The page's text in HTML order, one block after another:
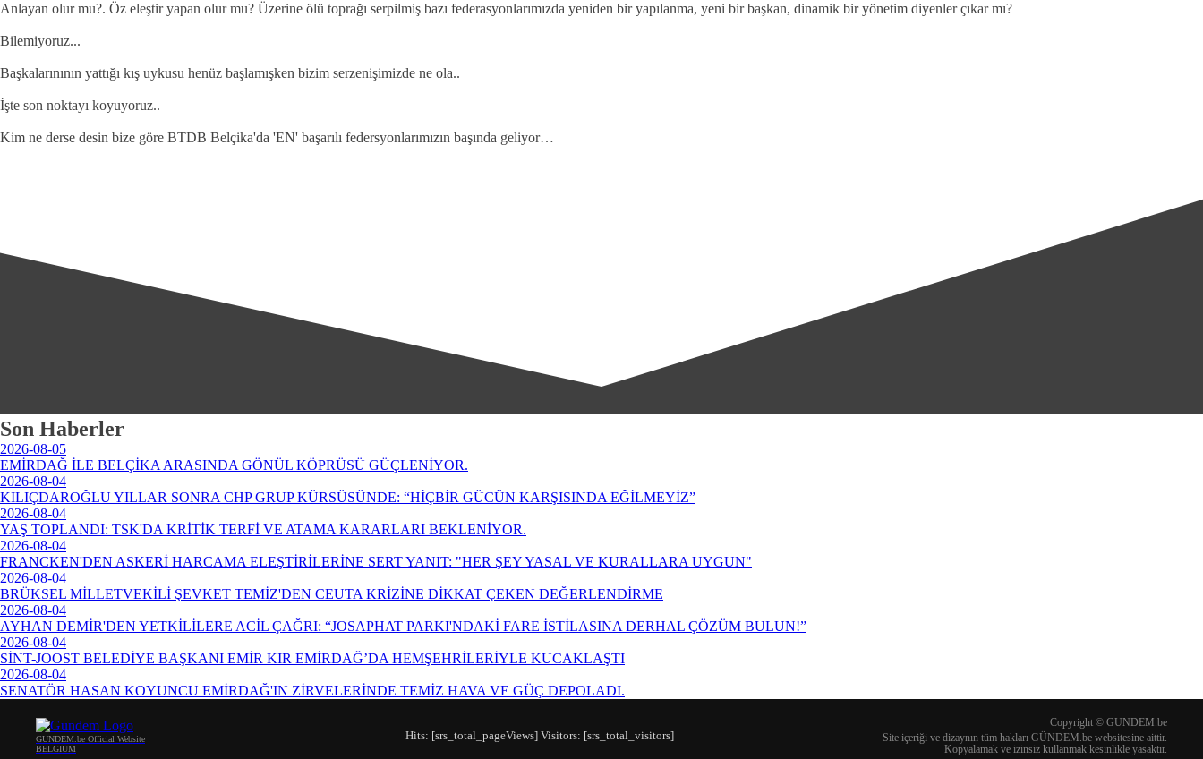
Anlayan olur mu?. Öz eleştir yapan olur mu? Üzerine ölü toprağı serpilmiş bazı federasyonlarımızda yeniden bir yapılanma, yeni bir başkan, dinamik bir yönetim diyenler çıkar mı?
Bilemiyoruz...
Başkalarınının yattığı kış uykusu henüz başlamışken bizim serzenişimizde ne ola..
İşte son noktayı koyuyoruz..
Kim ne derse desin bize göre BTDB Belçika'da 'EN' başarılı federsyonlarımızın başında geliyor…
Son Haberler
2026-08-05
EMİRDAĞ İLE BELÇİKA ARASINDA GÖNÜL KÖPRÜSÜ GÜÇLENİYOR.
2026-08-04
KILIÇDAROĞLU YILLAR SONRA CHP GRUP KÜRSÜSÜNDE: “HİÇBİR GÜCÜN KARŞISINDA EĞİLMEYİZ”
2026-08-04
YAŞ TOPLANDI: TSK'DA KRİTİK TERFİ VE ATAMA KARARLARI BEKLENİYOR.
2026-08-04
FRANCKEN'DEN ASKERİ HARCAMA ELEŞTİRİLERİNE SERT YANIT: "HER ŞEY YASAL VE KURALLARA UYGUN"
2026-08-04
BRÜKSEL MİLLETVEKİLİ ŞEVKET TEMİZ'DEN CEUTA KRİZİNE DİKKAT ÇEKEN DEĞERLENDİRME
2026-08-04
AYHAN DEMİR'DEN YETKİLİLERE ACİL ÇAĞRI: “JOSAPHAT PARKI'NDAKİ FARE İSTİLASINA DERHAL ÇÖZÜM BULUN!”
2026-08-04
SİNT-JOOST BELEDİYE BAŞKANI EMİR KIR EMİRDAĞ’DA HEMŞEHRİLERİYLE KUCAKLAŞTI
2026-08-04
SENATÖR HASAN KOYUNCU EMİRDAĞ'IN ZİRVELERİNDE TEMİZ HAVA VE GÜÇ DEPOLADI.
GUNDEM.be Official Website
BELGIUM
Hits: [srs_total_pageViews] Visitors: [srs_total_visitors]
Copyright © GUNDEM.be
Site içeriği ve dizaynın tüm hakları GÜNDEM.be websitesine aittir.
Kopyalamak ve izinsiz kullanmak kesinlikle yasaktır.